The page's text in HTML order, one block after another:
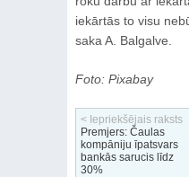
iekārtās to visu
saka A. Balgalve.
Foto: Pixabay
< Iepriekšējais raksts
Premjers: Čaulas
kompāniju īpatsvars
bankās sarucis līdz
30%